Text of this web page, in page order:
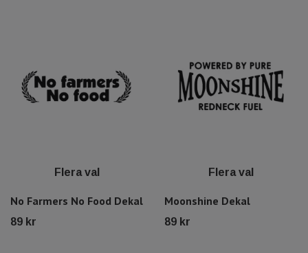
Flera val
No Farmers No Food Dekal
89 kr
Flera val
Moonshine Dekal
89 kr